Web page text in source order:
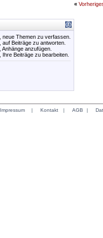
«
, neue Themen zu verfassen.
, auf Beiträge zu antworten.
, Anhänge anzufügen.
, Ihre Beiträge zu bearbeiten.
Impressum | Kontakt | AGB |